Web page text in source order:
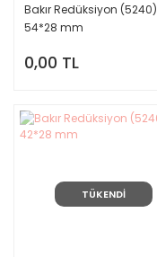
Bakır Redüksiyon (5240)
54*28 mm
0,00 TL
TÜKENDİ